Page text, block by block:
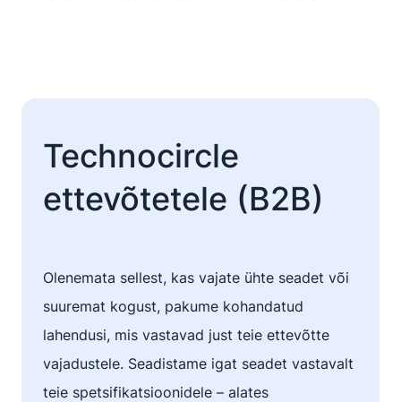
Technocircle
ettevõtetele (B2B)
Olenemata sellest, kas vajate ühte seadet või
suuremat kogust, pakume kohandatud
lahendusi, mis vastavad just teie ettevõtte
vajadustele. Seadistame igat seadet vastavalt
teie spetsifikatsioonidele – alates